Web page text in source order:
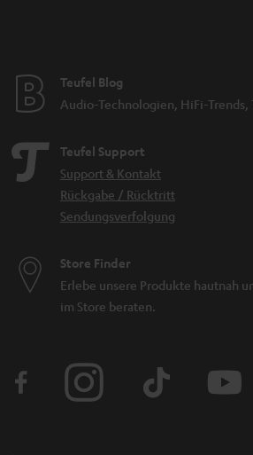
Teufel Blog
Audio-Technologien, HiFi-Trends,
Teufel Support
Support & Kontakt
Rückgabe / Rücktritt
Sendungsverfolgung
Store Finder
Erlebe unsere Produkte hautnah
im Store beraten.